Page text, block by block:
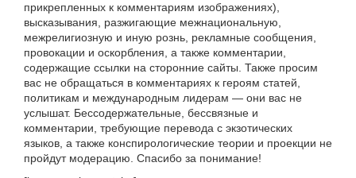
прикрепленных к комментариям изображениях),
высказывания, разжигающие межнациональную,
межрелигиозную и иную рознь, рекламные сообщения,
провокации и оскорбления, а также комментарии,
содержащие ссылки на сторонние сайты. Также просим
вас не обращаться в комментариях к героям статей,
политикам и международным лидерам — они вас не
услышат. Бессодержательные, бессвязные и
комментарии, требующие перевода с экзотических
языков, а также конспирологические теории и проекции не
пройдут модерацию. Спасибо за понимание!